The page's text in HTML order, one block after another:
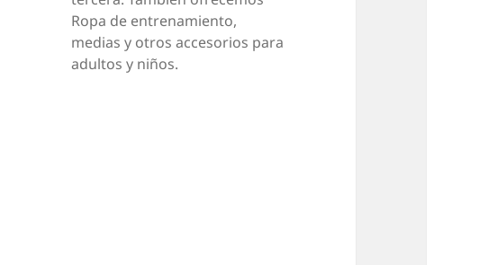
Ropa de entrenamiento,
medias y otros accesorios para
adultos y niños.